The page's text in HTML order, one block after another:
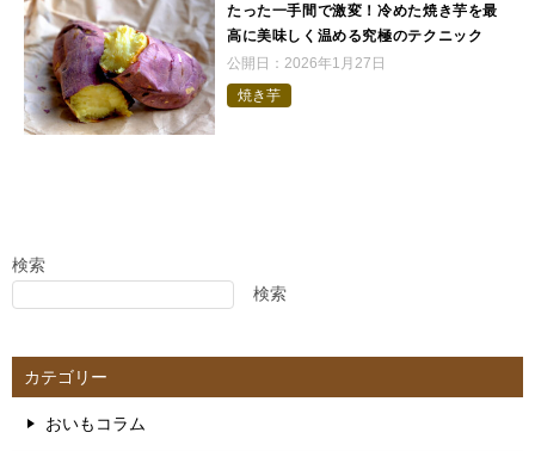
たった一手間で激変！冷めた焼き芋を最
高に美味しく温める究極のテクニック
公開日： 2026年1月27日
焼き芋
検索
検索
カテゴリー
おいもコラム